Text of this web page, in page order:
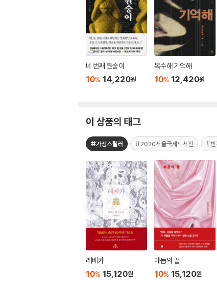
네 번째 원숭이
10% 14,220원
복수해 기억해
10% 12,420원
이 상품의 태그
#가정스릴러 #2020서울국제도서전 #반
레베카
10% 15,120원
매듭의 끝
10% 15,120원